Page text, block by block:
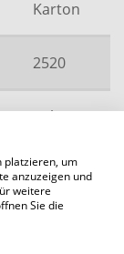
platzieren, um
anzuzeigen und
weitere
Sie die
Karton
2520
Palette
42446